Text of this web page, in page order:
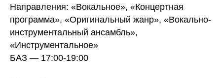
Направления: «Вокальное», «Концертная
программа», «Оригинальный жанр», «Вокально-
инструментальный ансамбль»,
«Инструментальное»
БАЗ — 17:00-19:00